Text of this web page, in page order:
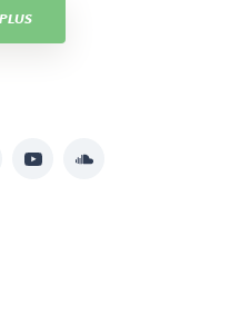
YouTubeSoundcloud